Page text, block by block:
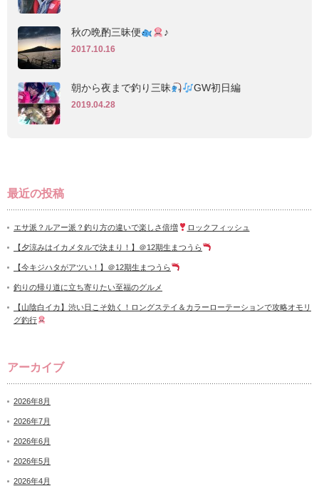
秋の晩酌三昧便 ♪
2017.10.16
朝から夜まで釣り三昧 GW初日編
2019.04.28
最近の投稿
エサ派？ルアー派？釣り方の違いで楽しさ倍増 ロックフィッシュ
【夕涼みはイカメタルで決まり！】＠12期生まつうら
【今キジハタがアツい！】＠12期生まつうら
釣りの帰り道に立ち寄りたい至福のグルメ
【山陰白イカ】渋い日こそ効く！ロングステイ＆カラーローテーションで攻略オモリ
グ釣行
アーカイブ
2026年8月
2026年7月
2026年6月
2026年5月
2026年4月